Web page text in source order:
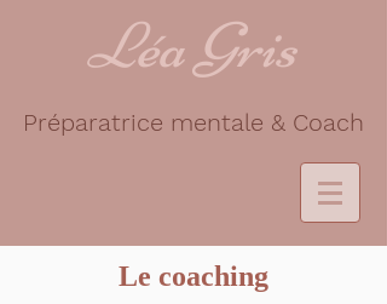
Léa Gris
Préparatrice mentale & Coach
Le coaching